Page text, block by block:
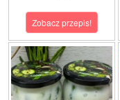
Zobacz przepis!